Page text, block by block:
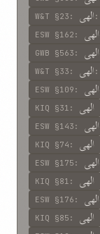
W&T §23 : الهی :
ESW §162 : الهی
GWB §563 : الهی
W&T §33 : الهی :
ESW §109 : الهی
KIQ §31 : الهی
ESW §143 : الهی
KIQ §74 : الهی
ESW §175 : الهی
KIQ §81 : الهی
ESW §176 : الهی
KIQ §85 : الهی